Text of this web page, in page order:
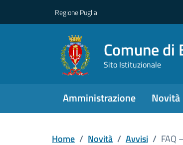
Regione Puglia
Comune di
Sito Istituzionale
Amministrazione Novità
Home / Novità / Avvisi / FAQ